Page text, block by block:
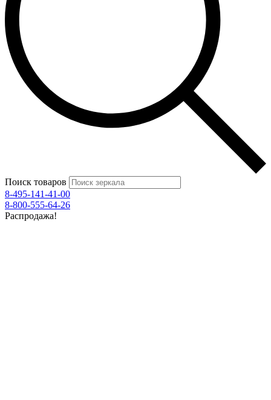
Поиск товаров
8-495-141-41-00
8-800-555-64-26
Распродажа!